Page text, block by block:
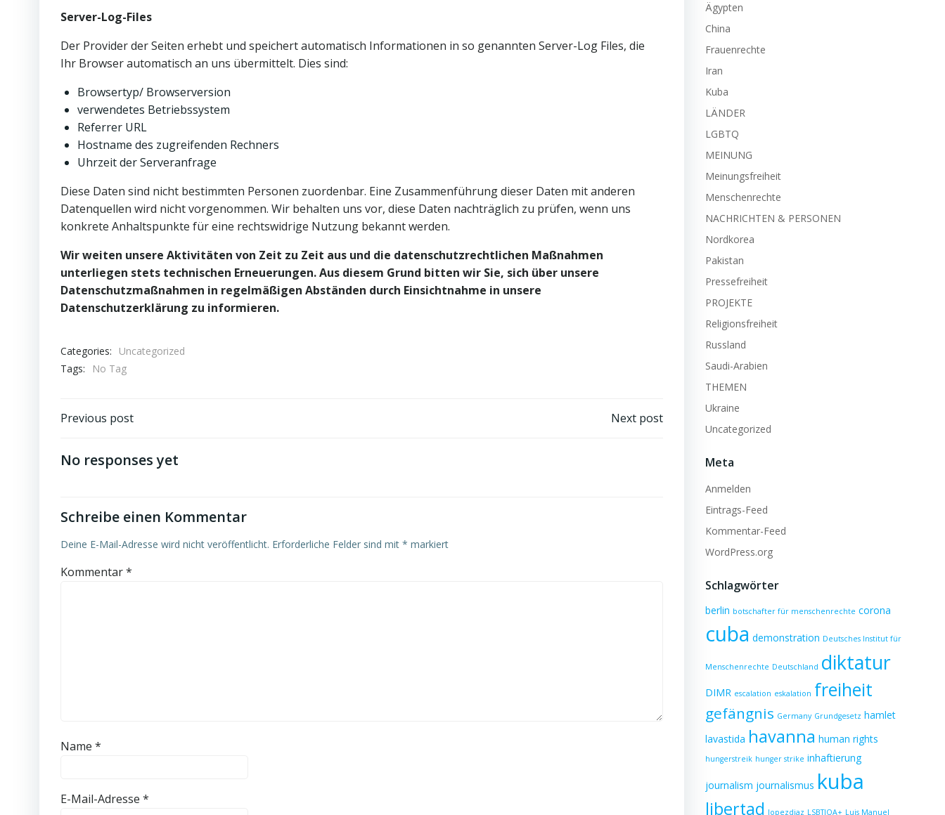
Server-Log-Files
Der Provider der Seiten erhebt und speichert automatisch Informationen in so genannten Server-Log Files, die
Ihr Browser automatisch an uns übermittelt. Dies sind:
Browsertyp/ Browserversion
verwendetes Betriebssystem
Referrer URL
Hostname des zugreifenden Rechners
Uhrzeit der Serveranfrage
Diese Daten sind nicht bestimmten Personen zuordenbar. Eine Zusammenführung dieser Daten mit anderen
Datenquellen wird nicht vorgenommen. Wir behalten uns vor, diese Daten nachträglich zu prüfen, wenn uns
konkrete Anhaltspunkte für eine rechtswidrige Nutzung bekannt werden.
Wir weiten unsere Aktivitäten von Zeit zu Zeit aus und die datenschutzrechtlichen Maßnahmen
unterliegen stets technischen Erneuerungen. Aus diesem Grund bitten wir Sie, sich über unsere
Datenschutzmaßnahmen in regelmäßigen Abständen durch Einsichtnahme in unsere
Datenschutzerklärung zu informieren.
Categories:
Uncategorized
Tags:
No Tag
Post
navigation
Previous post Next post
No responses yet
Schreibe einen Kommentar
Deine E-Mail-Adresse wird nicht veröffentlicht. Erforderliche Felder sind mit * markiert
Kommentar*
Name *
E-Mail-Adresse *
Ägypten
China
Frauenrechte
Iran
Kuba
LÄNDER
LGBTQ
MEINUNG
Meinungsfreiheit
Menschenrechte
NACHRICHTEN & PERSONEN
Nordkorea
Pakistan
Pressefreiheit
PROJEKTE
Religionsfreiheit
Russland
Saudi-Arabien
THEMEN
Ukraine
Uncategorized
Meta
Anmelden
Eintrags-Feed
Kommentar-Feed
WordPress.org
Schlagwörter
berlin botschafter für menschenrechte corona
cuba demonstration Deutsches Institut für
Menschenrechte Deutschland diktatur
DIMR escalation eskalation freiheit
gefängnis Germany Grundgesetz hamlet
lavastida havanna human rights
hungerstreik hunger strike inhaftierung
journalism journalismus kuba
libertad lopezdiaz LSBTIQA+ Luis Manuel